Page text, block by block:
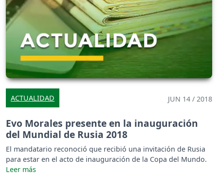
ACTUALIDAD JUN 14 / 2018
Evo Morales presente en la inauguración
del Mundial de Rusia 2018
El mandatario reconoció que recibió una invitación de Rusia
para estar en el acto de inauguración de la Copa del Mundo.